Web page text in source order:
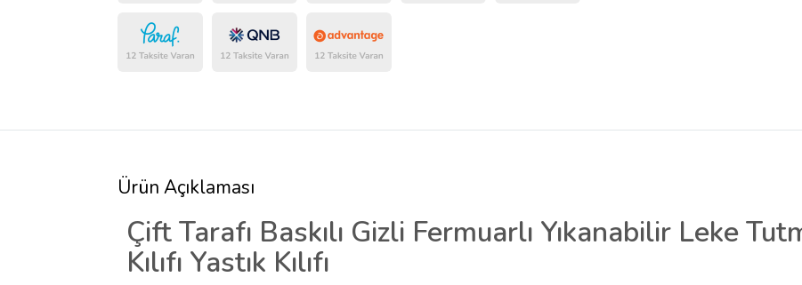
Ürün Açıklaması
Çift Tarafı Baskılı Gizli Fermuarlı Yıkanabilir Leke
Kılıfı Yastık Kılıfı